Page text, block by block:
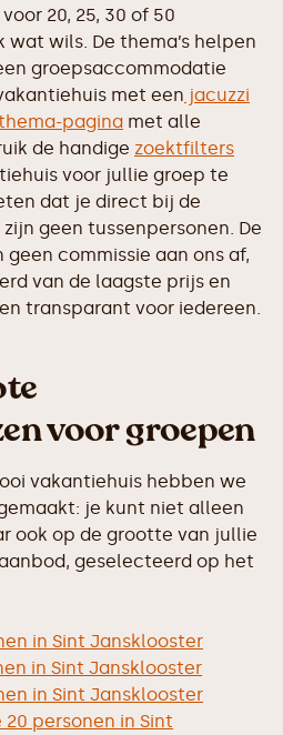
20, 25, 30 of 50
wat wils. De thema’s helpen
groepsaccommodatie
met een jacuzzi
pagina met alle
de handige zoektfilters
voor jullie groep te
dat je direct bij de
geen tussenpersonen. De
commissie aan ons af,
van de laagste prijs en
transparant voor iedereen.
voor groepen
vakantiehuis hebben we
je kunt niet alleen
ook op de grootte van jullie
geselecteerd op het
in Sint Jansklooster
in Sint Jansklooster
in Sint Jansklooster
personen in Sint